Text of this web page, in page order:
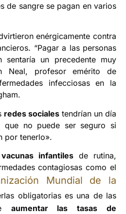
de sangre se pagan en varios
enérgicamente contra
“Pagar a las personas
sentaría un precedente muy
Neal, profesor emérito de
infecciosas en la
redes sociales tendrían un día
que no puede ser seguro si
por tenerlo».
vacunas infantiles de rutina,
contagiosas como el
Mundial de la
obligatorias es una de las
aumentar las tasas de